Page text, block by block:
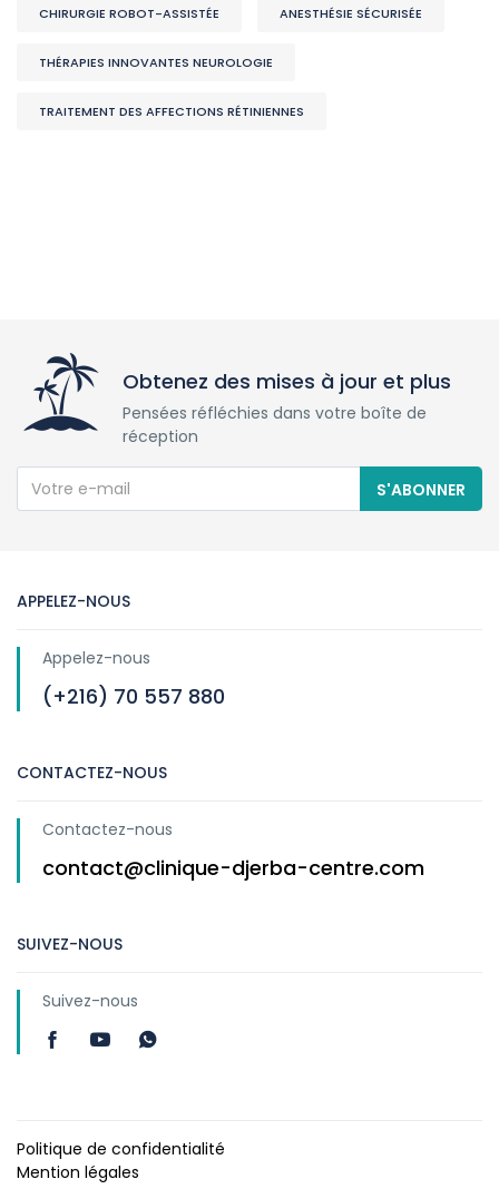
CHIRURGIE ROBOT-ASSISTÉE ANESTHÉSIE SÉCURISÉE
THÉRAPIES INNOVANTES NEUROLOGIE
TRAITEMENT DES AFFECTIONS RÉTINIENNES
Obtenez des mises à jour et plus
Pensées réfléchies dans votre boîte de
réception
S'ABONNER
APPELEZ-NOUS
Appelez-nous
(+216) 70 557 880
CONTACTEZ-NOUS
Contactez-nous
contact@clinique-djerba-centre.com
SUIVEZ-NOUS
Suivez-nous
Politique de confidentialité
Mention légales